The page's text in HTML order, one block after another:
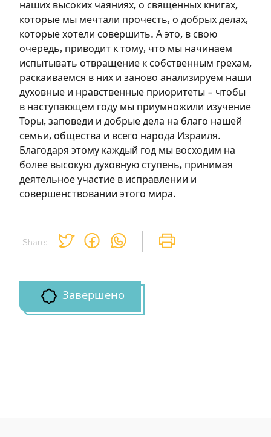
Share:
наших высоких чаяниях, о священных книгах,
которые мы мечтали прочесть, о добрых делах,
которые хотели совершить. А это, в свою
очередь, приводит к тому, что мы начинаем
испытывать отвращение к собственным грехам,
раскаиваемся в них и заново анализируем наши
духовные и нравственные приоритеты – чтобы
в наступающем году мы приумножили изучение
Торы, заповеди и добрые дела на благо нашей
семьи, общества и всего народа Израиля.
Благодаря этому каждый год мы восходим на
более высокую духовную ступень, принимая
деятельное участие в исправлении и
совершенствовании этого мира.
Завершено